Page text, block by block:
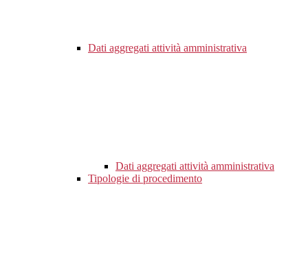
Dati aggregati attività amministrativa
Dati aggregati attività amministrativa
Tipologie di procedimento